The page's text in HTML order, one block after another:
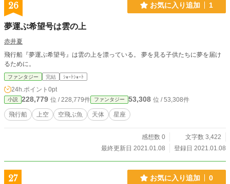
26 お気に入り追加 1
夢運ぶ希望号は雲の上
赤井夏
飛行船『夢運ぶ希望号』は雲の上を漂っている。 夢を見る子供たちに夢を届け
るために。
ファンタジー 完結 ｼｮｰﾄｼｮｰﾄ
24h.ポイント 0pt
小説 228,779 位 / 228,779件 ファンタジー 53,308 位 / 53,308件
飛行船 上空 空飛ぶ魚 天体 星座
感想数 0
文字数 3,422
最終更新日 2021.01.08
登録日 2021.01.08
27 お気に入り追加 0